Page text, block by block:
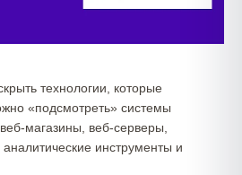
технологии, которые
«подсмотреть» системы
магазины, веб-серверы,
инструменты и